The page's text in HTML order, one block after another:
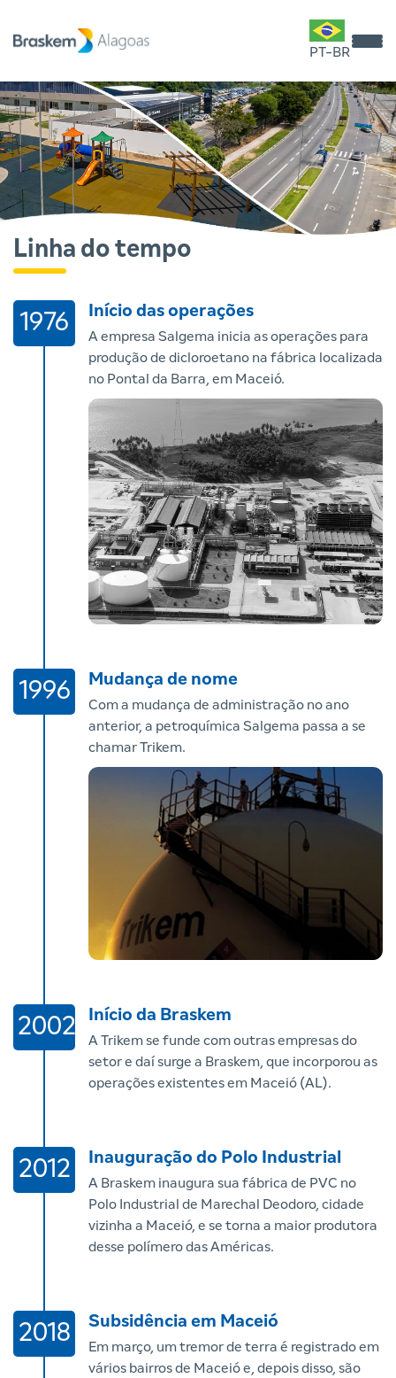
PT-BR
Linha do tempo
1976 Início das operações
A empresa Salgema inicia as operações para
produção de dicloroetano na fábrica localizada
no Pontal da Barra, em Maceió.
1996 Mudança de nome
Com a mudança de administração no ano
anterior, a petroquímica Salgema passa a se
chamar Trikem.
2002 Início da Braskem
A Trikem se funde com outras empresas do
setor e daí surge a Braskem, que incorporou as
operações existentes em Maceió (AL).
2012 Inauguração do Polo Industrial
A Braskem inaugura sua fábrica de PVC no
Polo Industrial de Marechal Deodoro, cidade
vizinha a Maceió, e se torna a maior produtora
desse polímero das Américas.
2018 Subsidência em Maceió
Em março, um tremor de terra é registrado em
vários bairros de Maceió e, depois disso, são